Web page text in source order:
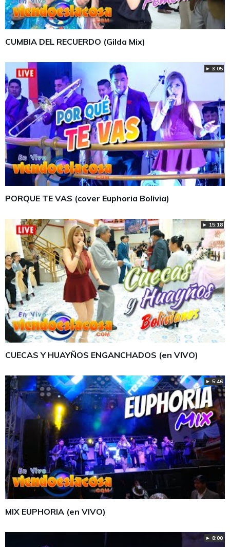
CUMBIA DEL RECUERDO (Gilda Mix)
► 3:05
PORQUE TE VAS (cover Euphoria Bolivia)
► 15:18
CUECAS Y HUAYÑOS ENGANCHADOS (en VIVO)
► 5:46
MIX EUPHORIA (en VIVO)
► 8:00